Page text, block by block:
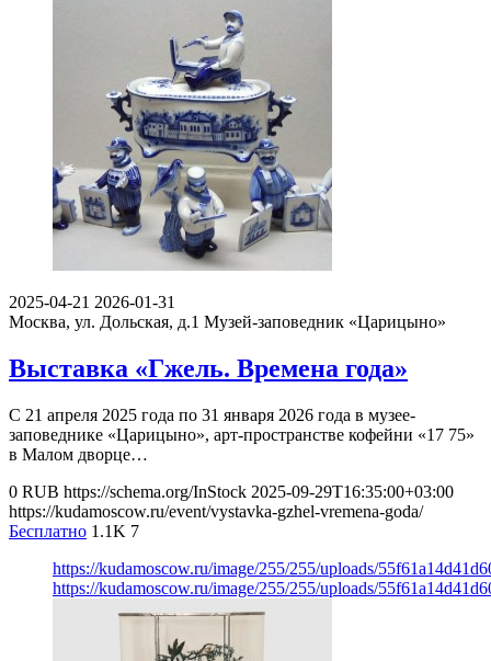
2025-04-21 2026-01-31
Москва, ул. Дольская, д.1 Музей-заповедник «Царицыно»
Выставка «Гжель. Времена года»
С 21 апреля 2025 года по 31 января 2026 года в музее-
заповеднике «Царицыно», арт-пространстве кофейни «17 75»
в Малом дворце…
0 RUB https://schema.org/InStock 2025-09-29T16:35:00+03:00
https://kudamoscow.ru/event/vystavka-gzhel-vremena-goda/
Бесплатно 1.1K 7
https://kudamoscow.ru/image/255/255/uploads/
https://kudamoscow.ru/image/255/255/uploads/